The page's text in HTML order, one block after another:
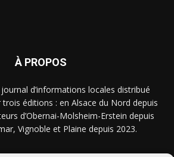
À PROPOS
d’informations locales distribué
éditions : en Alsace du Nord depuis
d’Obernai-Molsheim-Erstein depuis
Vignoble et Plaine depuis 2023.